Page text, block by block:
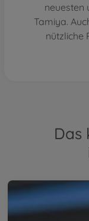
neuesten
Tamiya.
nützliche
Das